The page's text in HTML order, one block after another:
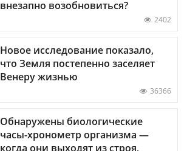
внезапно возобновиться?
2402
Новое исследование показало,
что Земля постепенно заселяет
Венеру жизнью
36366
Обнаружены биологические
часы-хронометр организма —
когда они выходят из строя,